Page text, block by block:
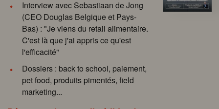
Interview avec Sebastiaan de Jong
(CEO Douglas Belgique et Pays-
Bas) : "Je viens du retail alimentaire.
C'est là que j'ai appris ce qu'est
l'efficacité"
Dossiers : back to school, paiement,
pet food, produits pimentés, field
marketing...